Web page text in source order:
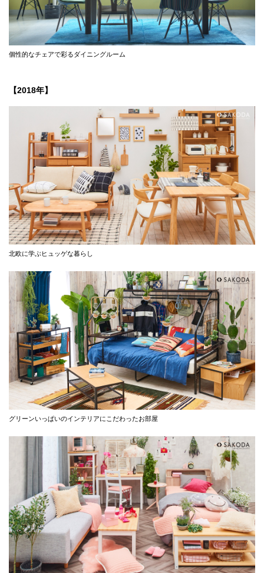
個性的なチェアで彩るダイニングルーム
【2018年】
北欧に学ぶヒュッゲな暮らし
グリーンいっぱいのインテリアにこだわったお部屋